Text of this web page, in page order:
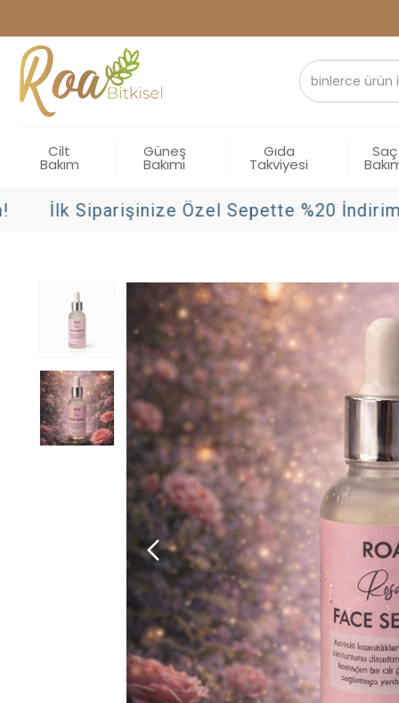
Cilt
Bakım
Güneş
Bakımı
Gıda
Takviyesi
Saç
İlk Siparişinize Özel Sepette %20 İndirim!